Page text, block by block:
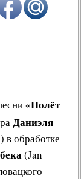
«Полёт
Даниэля
обработке
(Jan